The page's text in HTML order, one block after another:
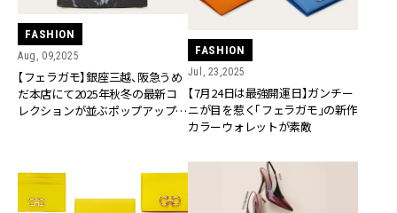
FASHION
Aug, 09,2025
【フェラガモ】銀座三越、阪急うめ
だ本店にて2025年秋冬の最新コ
レクションが並ぶポップアップを
FASHION
Jul, 23,2025
【7月24日は最強開運日】ガンチー
ニが目を惹く「フェラガモ」の新作
カラーウォレットが素敵